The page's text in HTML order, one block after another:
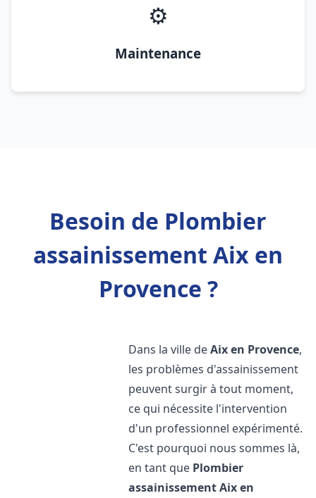
⚙️
Maintenance
Besoin de Plombier
assainissement Aix en
Provence ?
Dans la ville deAix en Provence,
les problèmes d'assainissement
peuvent surgir à tout moment,
ce qui nécessite l'intervention
d'un professionnel expérimenté.
C'est pourquoi nous sommes là,
en tant que Plombier
assainissementAix en